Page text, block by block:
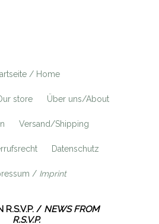
/ Home
store Über uns/About
Versand/Shipping
Datenschutz
/ Imprint
R.S.V.P. / NEWS FROM
R.S.V.P.